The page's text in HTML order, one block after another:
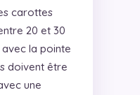
carottes
20 et 30
avec la pointe
doivent être
une